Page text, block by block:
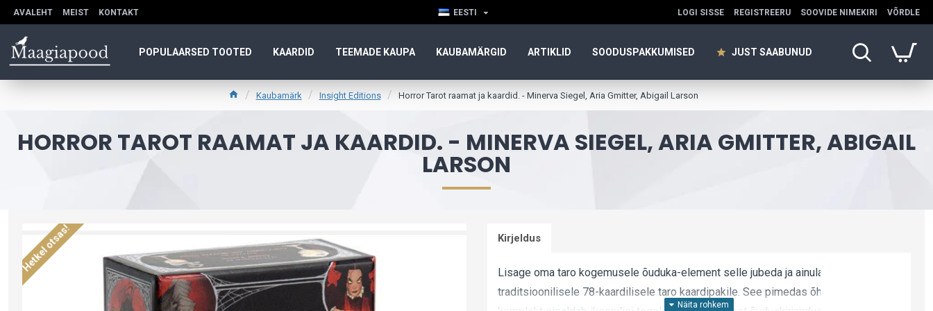
AVALEHT MEIST KONTAKT EESTI LOGI SISSE REGISTREERU SOOVIDE NIMEKIRI VÕRDLE
POPULAARSED TOOTED KAARDID TEEMADE KAUPA KAUBAMÄRGID ARTIKLID SOODUSPAKKUMISED JUST SAABUNUD
Kaubamärk Insight Editions Horror Tarot raamat ja kaardid. - Minerva Siegel, Aria Gmitter, Abigail Larson
HORROR TAROT RAAMAT JA KAARDID. - MINERVA SIEGEL, ARIA GMITTER, ABIGAIL
LARSON
Hetkel otsas! Kirjeldus
Lisage oma taro kogemusele õuduka-element selle jubeda ja ainulaadse lähenemisega
traditsioonilisele 78-kaardilisele taro kaardipakile. See pimedas õhkkonnas taro